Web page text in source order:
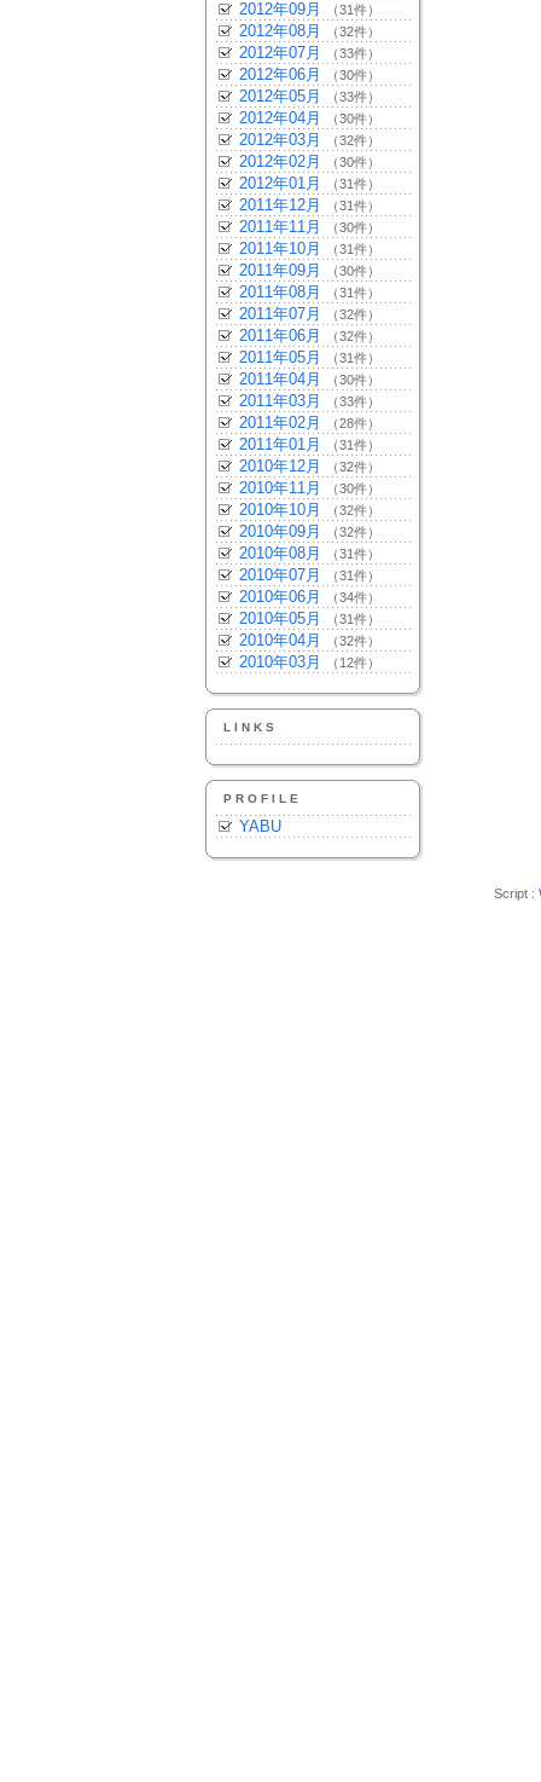
2012年09月 （31件）
2012年08月 （32件）
2012年07月 （33件）
2012年06月 （30件）
2012年05月 （33件）
2012年04月 （30件）
2012年03月 （32件）
2012年02月 （30件）
2012年01月 （31件）
2011年12月 （31件）
2011年11月 （30件）
2011年10月 （31件）
2011年09月 （30件）
2011年08月 （31件）
2011年07月 （32件）
2011年06月 （32件）
2011年05月 （31件）
2011年04月 （30件）
2011年03月 （33件）
2011年02月 （28件）
2011年01月 （31件）
2010年12月 （32件）
2010年11月 （30件）
2010年10月 （32件）
2010年09月 （32件）
2010年08月 （31件）
2010年07月 （31件）
2010年06月 （34件）
2010年05月 （31件）
2010年04月 （32件）
2010年03月 （12件）
LINKS
PROFILE
YABU
Script :